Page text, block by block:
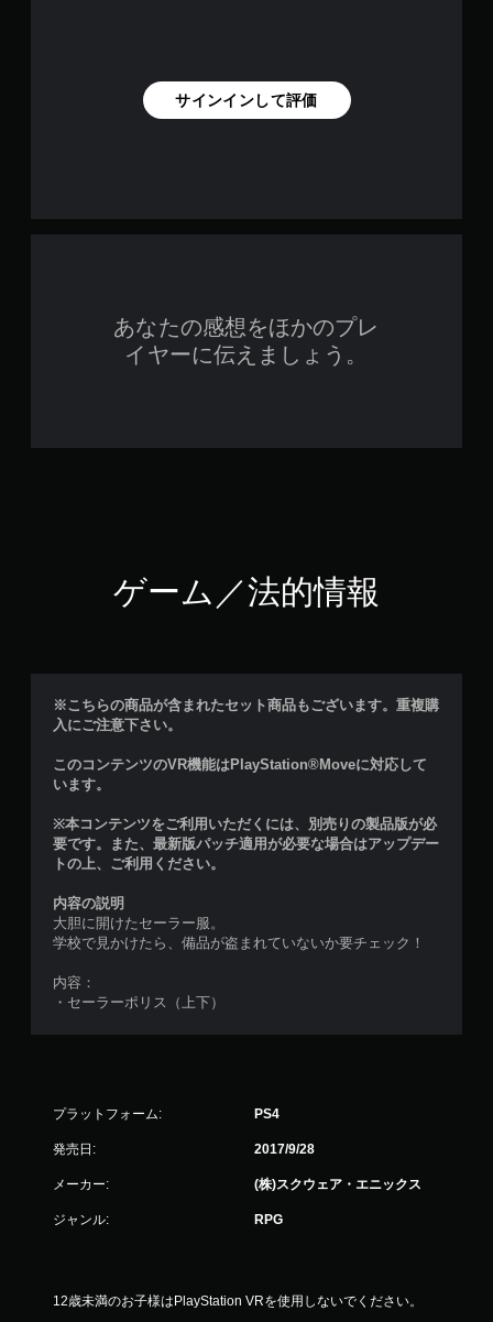
サインインして評価
あなたの感想をほかのプレ
イヤーに伝えましょう。
ゲーム／法的情報
※こちらの商品が含まれたセット商品もございます。重複購
入にご注意下さい。
このコンテンツのVR機能はPlayStation®Moveに対応して
います。
※本コンテンツをご利用いただくには、別売りの製品版が必
要です。また、最新版パッチ適用が必要な場合はアップデー
トの上、ご利用ください。
内容の説明
大胆に開けたセーラー服。
学校で見かけたら、備品が盗まれていないか要チェック！
内容：
・セーラーポリス（上下）
プラットフォーム: PS4
発売日: 2017/9/28
メーカー: (株)スクウェア・エニックス
ジャンル: RPG
12歳未満のお子様はPlayStation VRを使用しないでください。